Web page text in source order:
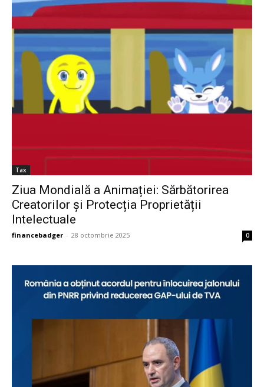
Tax
Ziua Mondială a Animației: Sărbătorirea
Creatorilor și Protecția Proprietății
Intelectuale
financebadger - 28 octombrie 2025 0